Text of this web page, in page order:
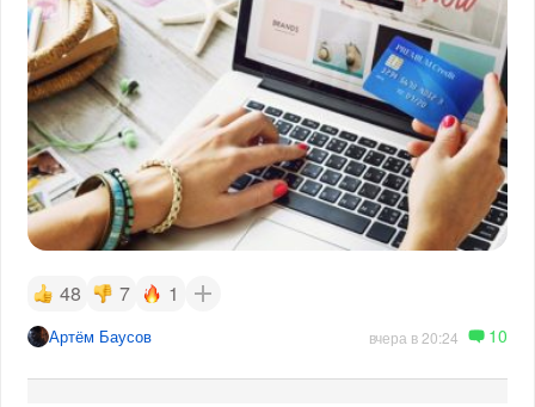
48 7 1
Артём Баусов вчера в 20:24 10